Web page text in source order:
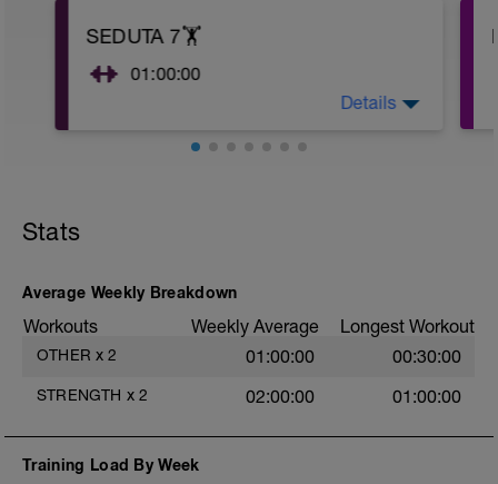
SEDUTA 7🏋
01:00:00
andare ad eseguire.
Details
Stats
Average Weekly Breakdown
Workouts Weekly Average Longest Workout
OTHER x 2 01:00:00 00:30:00
STRENGTH x 2 02:00:00 01:00:00
Training Load By Week